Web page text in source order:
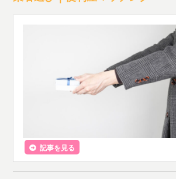
記事を見る